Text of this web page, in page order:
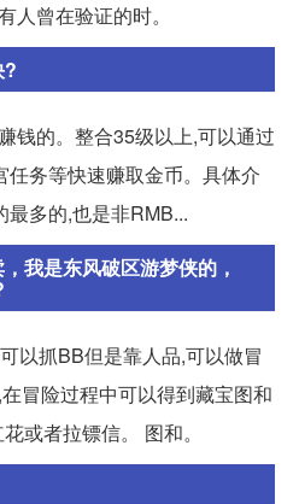
人曾在验证的时。
?
钱的。整合35级以上,可以通过
务等快速赚取金币。具体介
多的,也是非RMB...
我是东风破区游梦侠的，
以抓BB但是靠人品,可以做冒
冒险过程中可以得到藏宝图和
或者拉镖信。 图和。